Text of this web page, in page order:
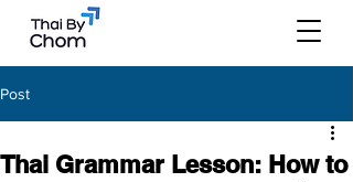
Post
Thai Grammar Lesson: How to